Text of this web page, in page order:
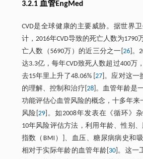
3.2.1 血管EngMed
CVD是全球健康的主要威胁。据世界
计，2016年CVD导致的死亡人数为1790
亡人数（5690万）的近三分之一[ 26]。
达3.3亿，每年CVD致死人数超过400万
去15年里上升了48.06% [27 ]。应对这一
的理解、控制和治疗[ 28]。血管年龄是
功能评估心血管风险的概念，十多年来
风险[29 ]。如2008年发表在《循环》
10年风险评估方法，利用年龄、性别
指数（BMI）]、血压、糖尿病病史和
相对于实际年龄的血管年龄[ 30 ]。这一